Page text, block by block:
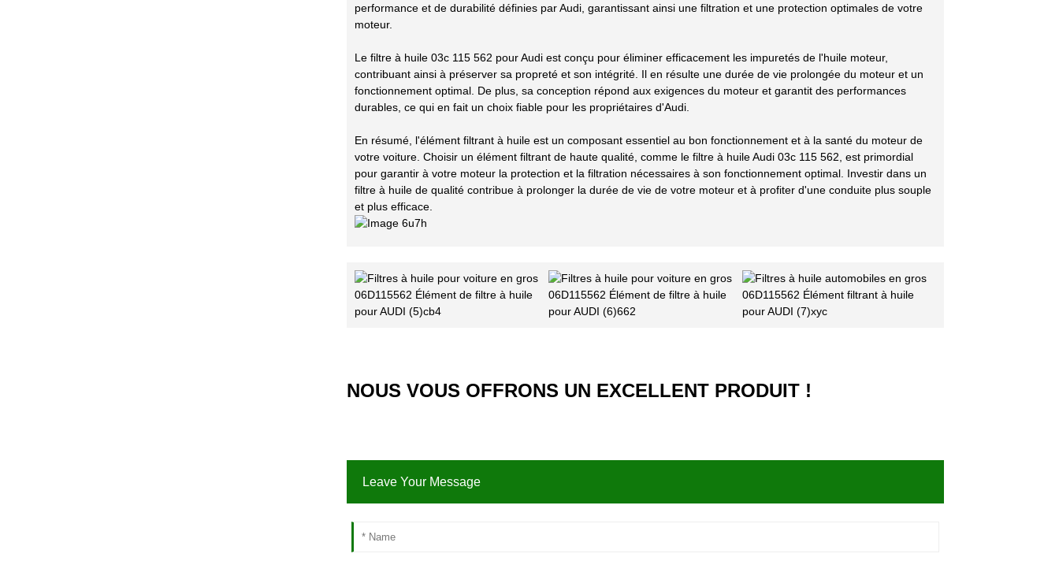
performance et de durabilité définies par Audi, garantissant ainsi une filtration et une protection optimales de votre
moteur.
Le filtre à huile 03c 115 562 pour Audi est conçu pour éliminer efficacement les impuretés de l'huile moteur,
contribuant ainsi à préserver sa propreté et son intégrité. Il en résulte une durée de vie prolongée du moteur et un
fonctionnement optimal. De plus, sa conception répond aux exigences du moteur et garantit des performances
durables, ce qui en fait un choix fiable pour les propriétaires d'Audi.
En résumé, l'élément filtrant à huile est un composant essentiel au bon fonctionnement et à la santé du moteur de
votre voiture. Choisir un élément filtrant de haute qualité, comme le filtre à huile Audi 03c 115 562, est primordial
pour garantir à votre moteur la protection et la filtration nécessaires à son fonctionnement optimal. Investir dans un
filtre à huile de qualité contribue à prolonger la durée de vie de votre moteur et à profiter d'une conduite plus souple
et plus efficace.
NOUS VOUS OFFRONS UN EXCELLENT PRODUIT !
Leave Your Message